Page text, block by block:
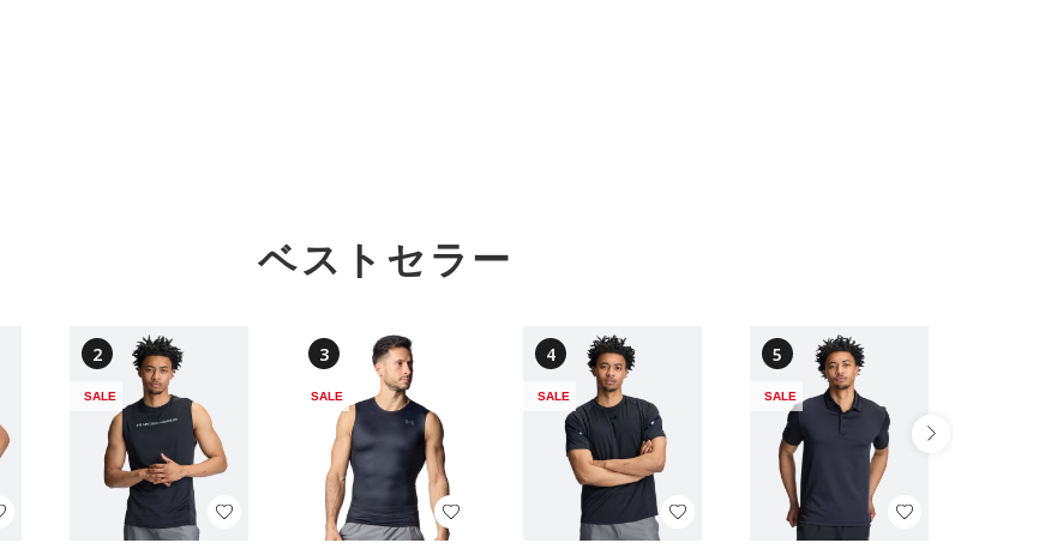
ベストセラー
2
SALE
3
SALE
4
SALE
5
SALE